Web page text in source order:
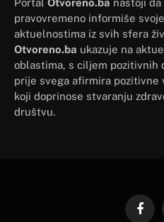
Portal Otvoreno.ba nastoji
pravovremeno informiše
aktuelnostima iz svih sfera
Otvoreno.ba ukazuje na
oblastima, s ciljem pozitivnih
prije svega afirmira
koji doprinose stvaranju
društvu.